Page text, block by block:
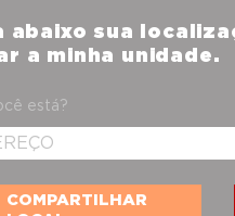
abaixo sua
a minha unidade.
está?
COMPARTILHAR